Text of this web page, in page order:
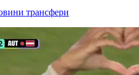
трансфери